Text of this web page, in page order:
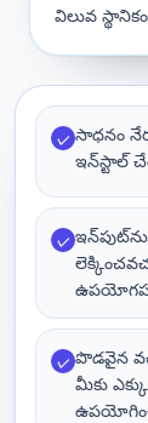
విలువ
✓ సాధనం
ఇన్‌స్టాల్
✓
✓ పొడవైన
మీకు